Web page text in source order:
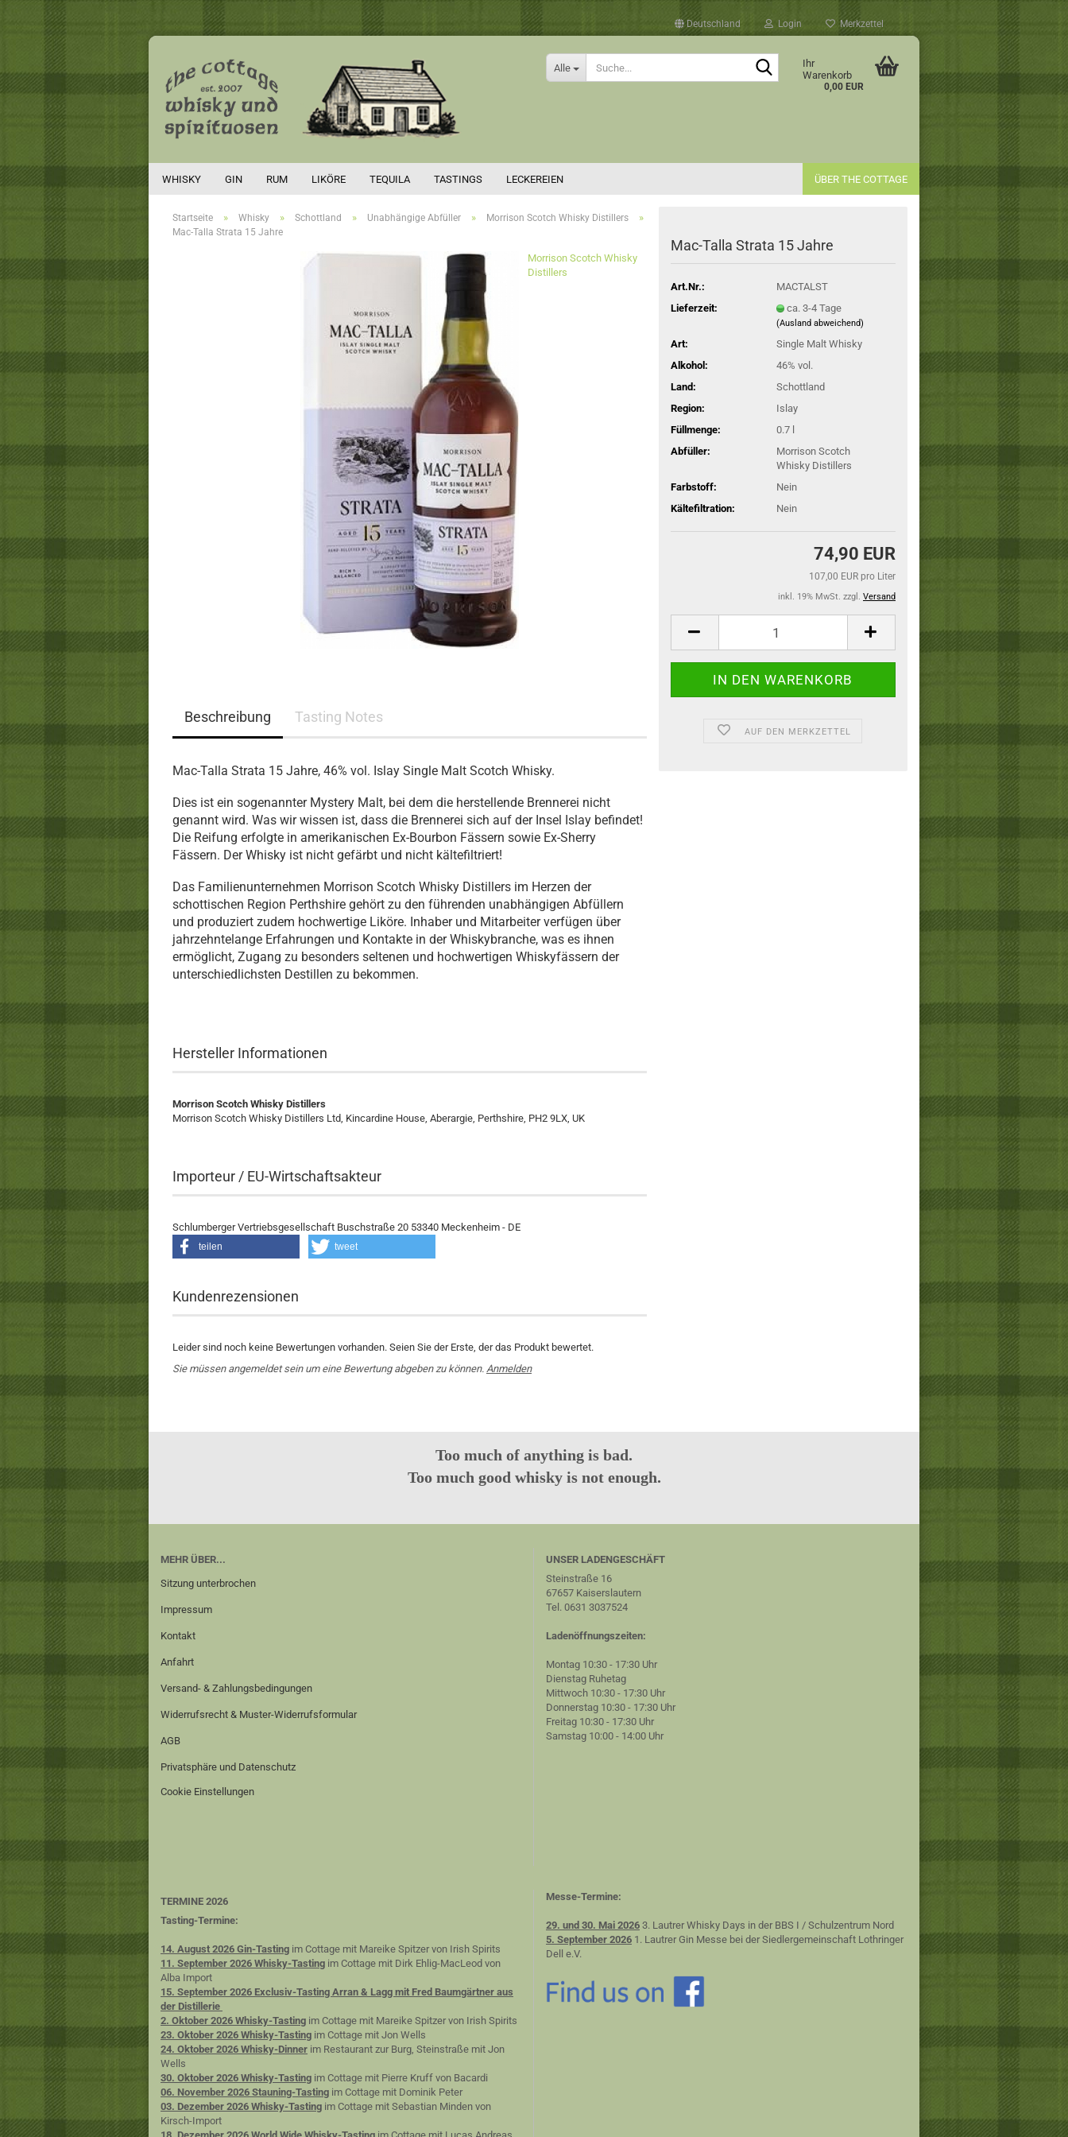
Deutschland Login Merkzettel
Alle
Suche...
Ihr
Warenkorb
0,00 EUR
WHISKY GIN RUM LIKÖRE TEQUILA TASTINGS LECKEREIEN ÜBER THE COTTAGE
Startseite » Whisky » Schottland » Unabhängige Abfüller » Morrison Scotch Whisky Distillers »
Mac-Talla Strata 15 Jahre
Morrison Scotch Whisky
Distillers
Mac-Talla Strata 15 Jahre
Art.Nr.:
MACTALST
Lieferzeit:
ca. 3-4 Tage
(Ausland abweichend)
Art:
Single Malt Whisky
Alkohol:
46% vol.
Land:
Schottland
Region:
Islay
Füllmenge:
0.7 l
Abfüller:
Morrison Scotch
Whisky Distillers
Farbstoff:
Nein
Kältefiltration:
Nein
74,90 EUR
107,00 EUR pro Liter
inkl. 19% MwSt. zzgl. Versand
AUF DEN MERKZETTEL
Beschreibung Tasting Notes
Mac-Talla Strata 15 Jahre, 46% vol. Islay Single Malt Scotch Whisky.
Dies ist ein sogenannter Mystery Malt, bei dem die herstellende Brennerei nicht
genannt wird. Was wir wissen ist, dass die Brennerei sich auf der Insel Islay befindet!
Die Reifung erfolgte in amerikanischen Ex-Bourbon Fässern sowie Ex-Sherry
Fässern. Der Whisky ist nicht gefärbt und nicht kältefiltriert!
Das Familienunternehmen Morrison Scotch Whisky Distillers im Herzen der
schottischen Region Perthshire gehört zu den führenden unabhängigen Abfüllern
und produziert zudem hochwertige Liköre. Inhaber und Mitarbeiter verfügen über
jahrzehntelange Erfahrungen und Kontakte in der Whiskybranche, was es ihnen
ermöglicht, Zugang zu besonders seltenen und hochwertigen Whiskyfässern der
unterschiedlichsten Destillen zu bekommen.
Hersteller Informationen
Morrison Scotch Whisky Distillers
Morrison Scotch Whisky Distillers Ltd, Kincardine House, Aberargie, Perthshire, PH2 9LX, UK
Importeur / EU-Wirtschaftsakteur
Schlumberger Vertriebsgesellschaft Buschstraße 20 53340 Meckenheim - DE
teilen tweet
Kundenrezensionen
Leider sind noch keine Bewertungen vorhanden. Seien Sie der Erste, der das Produkt bewertet.
Sie müssen angemeldet sein um eine Bewertung abgeben zu können. Anmelden
Too much of anything is bad.
Too much good whisky is not enough.
MEHR ÜBER...
Sitzung unterbrochen
Impressum
Kontakt
Anfahrt
Versand- & Zahlungsbedingungen
Widerrufsrecht & Muster-Widerrufsformular
AGB
Privatsphäre und Datenschutz
Cookie Einstellungen
UNSER LADENGESCHÄFT
Steinstraße 16
67657 Kaiserslautern
Tel. 0631 3037524
Ladenöffnungszeiten:
Montag 10:30 - 17:30 Uhr
Dienstag Ruhetag
Mittwoch 10:30 - 17:30 Uhr
Donnerstag 10:30 - 17:30 Uhr
Freitag 10:30 - 17:30 Uhr
Samstag 10:00 - 14:00 Uhr
TERMINE 2026
Tasting-Termine:
14. August 2026 Gin-Tasting im Cottage mit Mareike Spitzer von Irish Spirits
11. September 2026 Whisky-Tasting im Cottage mit Dirk Ehlig-MacLeod von
Alba Import
15. September 2026 Exclusiv-Tasting Arran & Lagg mit Fred Baumgärtner aus
der Distillerie
2. Oktober 2026 Whisky-Tasting im Cottage mit Mareike Spitzer von Irish Spirits
23. Oktober 2026 Whisky-Tasting im Cottage mit Jon Wells
24. Oktober 2026 Whisky-Dinner im Restaurant zur Burg, Steinstraße mit Jon
Wells
30. Oktober 2026 Whisky-Tasting im Cottage mit Pierre Kruff von Bacardi
06. November 2026 Stauning-Tasting im Cottage mit Dominik Peter
03. Dezember 2026 Whisky-Tasting im Cottage mit Sebastian Minden von
Kirsch-Import
Messe-Termine:
29. und 30. Mai 2026 3. Lautrer Whisky Days in der BBS I / Schulzentrum Nord
5. September 2026 1. Lautrer Gin Messe bei der Siedlergemeinschaft Lothringer
Dell e.V.